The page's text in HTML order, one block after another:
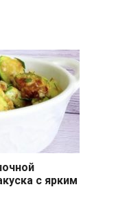
с ярким